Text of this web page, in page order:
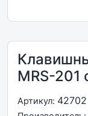
MRS-
Артикул: 42702